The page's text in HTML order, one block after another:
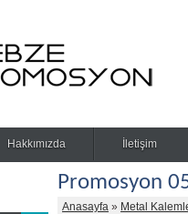
Hakkımızda İletişim
Promosyon
Anasayfa » Metal